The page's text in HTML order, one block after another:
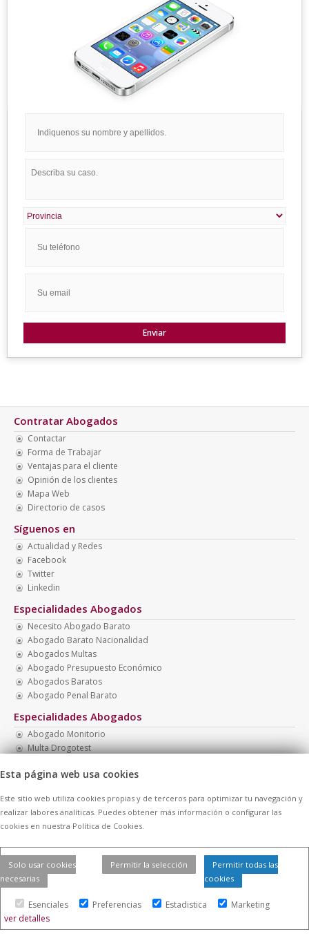
Contratar Abogados
Contactar
Forma de Trabajar
Ventajas para el cliente
Opinión de los clientes
Mapa Web
Directorio de casos
Síguenos en
Actualidad y Redes
Facebook
Twitter
Linkedin
Especialidades Abogados
Necesito Abogado Barato
Abogado Barato Nacionalidad
Abogados Multas
Abogado Presupuesto Económico
Abogados Baratos
Abogado Penal Barato
Especialidades Abogados
Abogado Monitorio
Multa Drogotest
Abogado Menores Madrid
Abogados Económicos
Contratar Abogados. | Aviso Legal Cookies| Todos los
derechos reservados
Esta página web usa cookies
Este sitio web utiliza cookies propias y de terceros para optimizar tu navegación y
realizar labores analíticas. Puedes obtener más información o configurar las
cookies en nuestra Política de Cookies.
Solo usar cookies
necesarias
Permitir la selección
Permitir todas las
cookies
Esenciales Preferencias Estadistica
Marketing
ver detalles